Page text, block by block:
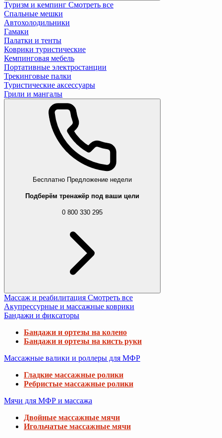
Туризм и кемпинг Смотреть все
Спальные мешки
Автохолодильники
Гамаки
Палатки и тенты
Коврики туристические
Кемпинговая мебель
Портативные электростанции
Трекинговые палки
Туристические аксессуары
Грили и мангалы
Бесплатно Предложение недели
Подберём тренажёр под ваши цели
0 800 330 295
Массаж и реабилитация Смотреть все
Акупрессурные и массажные коврики
Бандажи и фиксаторы
Бандажи и ортезы на колено
Бандажи и ортезы на кисть руки
Массажные валики и роллеры для МФР
Гладкие массажные ролики
Ребристые массажные ролики
Мячи для МФР и массажа
Двойные массажные мячи
Игольчатые массажные мячи